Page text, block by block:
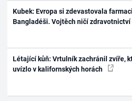
Kubek: Evropa si zdevastovala
Bangladéši. Vojtěch ničí zdravotnictví
Létající kůň: Vrtulník zachránil zvíře,
uvízlo v kalifornských horách